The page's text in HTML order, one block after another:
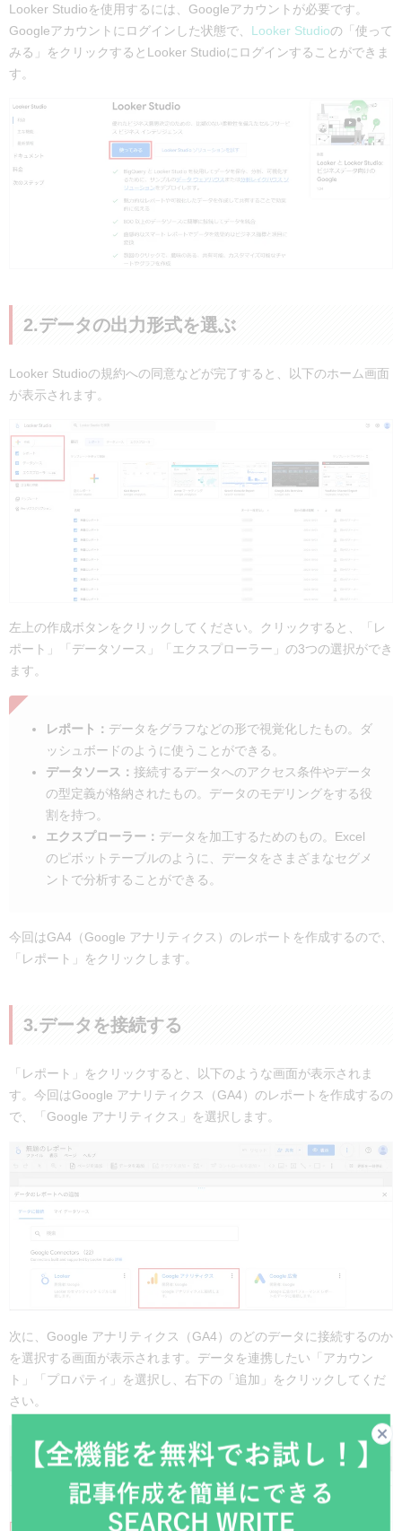
Looker Studioを使用するには、Googleアカウントが必要です。
Googleアカウントにログインした状態で、 Looker Studioの「使って
みる」をクリックするとLooker Studioにログインすることができま
す。
2.データの出力形式を選ぶ
Looker Studioの規約への同意などが完了すると、以下のホーム画面
が表示されます。
左上の作成ボタンをクリックしてください。クリックすると、「レ
ポート」「データソース」「エクスプローラー」の3つの選択ができ
ます。
レポート： データをグラフなどの形で視覚化したもの。ダ
ッシュボードのように使うことができる。
データソース： 接続するデータへのアクセス条件やデータ
の型定義が格納されたもの。データのモデリングをする役
割を持つ。
エクスプローラー： データを加工するためのもの。Excel
のピボットテーブルのように、データをさまざまなセグメ
ントで分析することができる。
今回はGA4（Google アナリティクス）のレポートを作成するので、
「レポート」をクリックします。
3.データを接続する
「レポート」をクリックすると、以下のような画面が表示されま
す。今回はGoogle アナリティクス（GA4）のレポートを作成するの
で、「Google アナリティクス」を選択します。
次に、Google アナリティクス（GA4）のどのデータに接続するのか
を選択する画面が表示されます。データを連携したい「アカウン
ト」「プロパティ」を選択し、右下の「追加」をクリックしてくだ
さい。